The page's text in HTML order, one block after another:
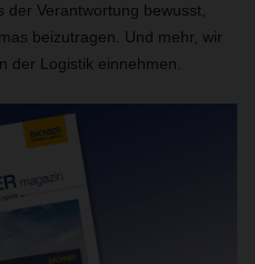
der Verantwortung bewusst,
beizutragen. Und mehr, wir
der Logistik einnehmen.